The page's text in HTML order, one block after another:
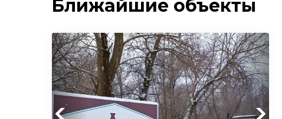
Ближайшие объекты
Previous Next